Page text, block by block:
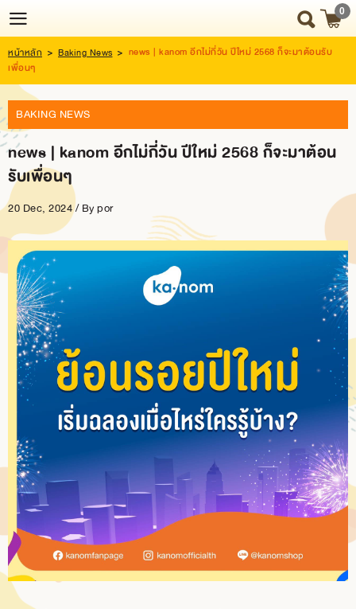
Login
Register
HOME
NEWS
UPDATE
ABOUT
US
SNACK
BOX
SNACK
BOX
BRANCH
CONTACT
0
หน้าหลัก > Baking News > news | kanom อีกไม่กี่วัน ปีใหม่ 2568 ก็จะมาต้อนรับ
เพื่อนๆ
BAKING NEWS
news | kanom อีกไม่กี่วัน ปีใหม่ 2568 ก็จะมาต้อน
รับเพื่อนๆ
20 Dec, 2024 / Bypor